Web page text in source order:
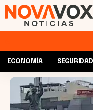
ECONOMÍA SEGURIDAD